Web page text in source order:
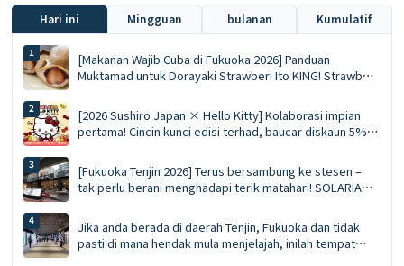
Hari ini Mingguan bulanan Kumulatif
[Makanan Wajib Cuba di Fukuoka 2026] Panduan
Muktamad untuk Dorayaki Strawberi Ito KING! Strawberi
Musim Panas
[2026 Sushiro Japan × Hello Kitty] Kolaborasi impian
pertama! Cincin kunci edisi terhad, baucar diskaun 5%
[Fukuoka Tenjin 2026] Terus bersambung ke stesen –
tak perlu berani menghadapi terik matahari! SOLARIA
dan senarai barangan beli-belah
Jika anda berada di daerah Tenjin, Fukuoka dan tidak
pasti di mana hendak mula menjelajah, inilah tempat